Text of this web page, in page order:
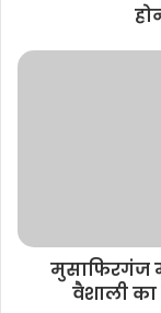
मुसाफिरगंज
वैशाली